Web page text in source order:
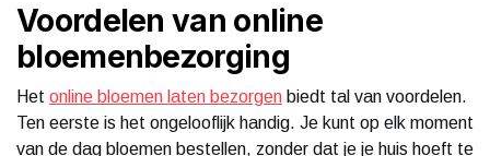
Voordelen van online
bloemenbezorging
Het online bloemen laten bezorgen biedt tal van voordelen.
Ten eerste is het ongelooflijk handig. Je kunt op elk moment
van de dag bloemen bestellen, zonder dat je je huis hoeft te